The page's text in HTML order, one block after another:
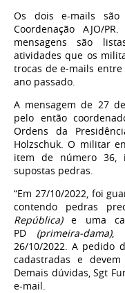
Os dois e-mails são
Coordenação AJO/
mensagens são
atividades que os
trocas de e-mails
ano passado.
A mensagem de 27
pelo então
Ordens da
Holzschuk. O militar
item de número 36,
supostas pedras.
“Em 27/10/2022, foi
contendo pedras
República)e uma
PD (primeira-dama),
26/10/2022. A pedido
cadastradas e
Demais dúvidas, Sgt
e-mail.